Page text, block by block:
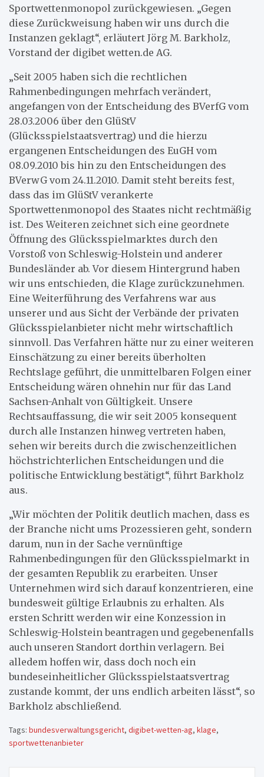
Sportwettenmonopol zurückgewiesen. „Gegen
diese Zurückweisung haben wir uns durch die
Instanzen geklagt“, erläutert Jörg M. Barkholz,
Vorstand der digibet wetten.de AG.
„Seit 2005 haben sich die rechtlichen
Rahmenbedingungen mehrfach verändert,
angefangen von der Entscheidung des BVerfG vom
28.03.2006 über den GlüStV
(Glücksspielstaatsvertrag) und die hierzu
ergangenen Entscheidungen des EuGH vom
08.09.2010 bis hin zu den Entscheidungen des
BVerwG vom 24.11.2010. Damit steht bereits fest,
dass das im GlüStV verankerte
Sportwettenmonopol des Staates nicht rechtmäßig
ist. Des Weiteren zeichnet sich eine geordnete
Öffnung des Glücksspielmarktes durch den
Vorstoß von Schleswig-Holstein und anderer
Bundesländer ab. Vor diesem Hintergrund haben
wir uns entschieden, die Klage zurückzunehmen.
Eine Weiterführung des Verfahrens war aus
unserer und aus Sicht der Verbände der privaten
Glücksspielanbieter nicht mehr wirtschaftlich
sinnvoll. Das Verfahren hätte nur zu einer weiteren
Einschätzung zu einer bereits überholten
Rechtslage geführt, die unmittelbaren Folgen einer
Entscheidung wären ohnehin nur für das Land
Sachsen-Anhalt von Gültigkeit. Unsere
Rechtsauffassung, die wir seit 2005 konsequent
durch alle Instanzen hinweg vertreten haben,
sehen wir bereits durch die zwischenzeitlichen
höchstrichterlichen Entscheidungen und die
politische Entwicklung bestätigt“, führt Barkholz
aus.
„Wir möchten der Politik deutlich machen, dass es
der Branche nicht ums Prozessieren geht, sondern
darum, nun in der Sache vernünftige
Rahmenbedingungen für den Glücksspielmarkt in
der gesamten Republik zu erarbeiten. Unser
Unternehmen wird sich darauf konzentrieren, eine
bundesweit gültige Erlaubnis zu erhalten. Als
ersten Schritt werden wir eine Konzession in
Schleswig-Holstein beantragen und gegebenenfalls
auch unseren Standort dorthin verlagern. Bei
alledem hoffen wir, dass doch noch ein
bundeseinheitlicher Glücksspielstaatsvertrag
zustande kommt, der uns endlich arbeiten lässt“, so
Barkholz abschließend.
Tags: bundesverwaltungsgericht, digibet-wetten-ag, klage,
sportwettenanbieter